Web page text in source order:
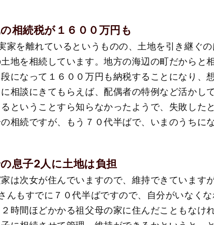
相続税が１６００万円も
家を離れているというものの、土地を引き継ぐ
地を相続しています。地方の海辺の町だから
になって１６００万円も納税することになり、
相談にきてもらえば、配偶者の特例など活かし
ということすら知らなかったようで、失敗した
相続ですが、もう７０代半ばで、いまのうちに
息子2人に土地は負担
は次女が住んでいますので、維持できています
んもすでに７０代半ばですので、自分がいなく
時間ほどかかる祖父母の家に住んだこともなけ